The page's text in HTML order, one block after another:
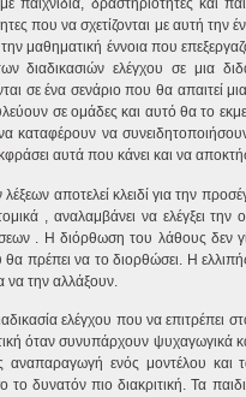
παιχνίδια, δραστηριότητες και
που να σχετίζονται με αυτή
μαθηματική έννοια που
διαδικασιών ελέγχου σε μια
σε ένα σενάριο που θα απαιτεί
σε ομάδες και αυτό θα το
καταφέρουν να
αυτά που κάνει και να
αποτελεί κλειδί για την
, αναλαμβάνει να ελέγξει
. Η διόρθωση του λάθους
πρέπει να το διορθώσει. Η
να την αλλάξουν.
ελέγχου που να επιτρέπει
όταν συνυπάρχουν ψυχαγωγικά
αναπαραγωγή ενός μοντέλου
δυνατόν πιο διακριτική. Τα